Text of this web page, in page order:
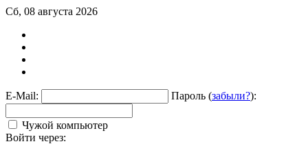
Сб, 08 августа 2026
E-Mail: Пароль (забыли?):
Чужой компьютер
Войти через: